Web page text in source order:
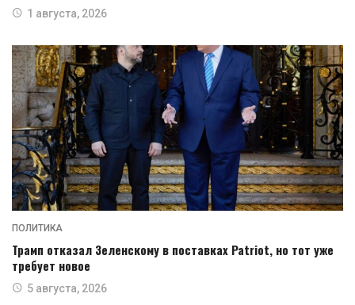
1 августа, 2026
ПОЛИТИКА
Трамп отказал Зеленскому в поставках Patriot, но тот уже
требует новое
5 августа, 2026